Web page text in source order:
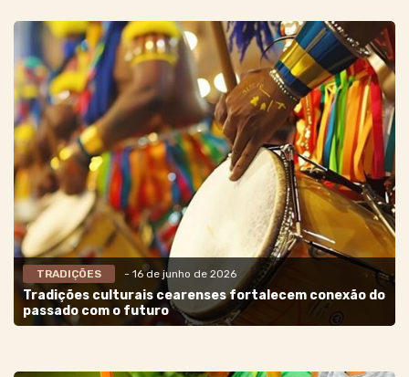
TRADIÇÕES - 16 de junho de 2026
Tradições culturais cearenses fortalecem conexão do
passado com o futuro